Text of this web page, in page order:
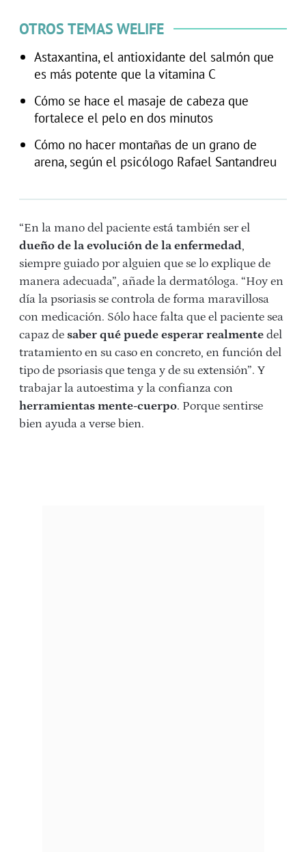
OTROS TEMAS WELIFE
Astaxantina, el antioxidante del salmón que
es más potente que la vitamina C
Cómo se hace el masaje de cabeza que
fortalece el pelo en dos minutos
Cómo no hacer montañas de un grano de
arena, según el psicólogo Rafael Santandreu
“En la mano del paciente está también ser el
dueño de la evolución de la enfermedad,
siempre guiado por alguien que se lo explique de
manera adecuada”, añade la dermatóloga. “Hoy en
día la psoriasis se controla de forma maravillosa
con medicación. Sólo hace falta que el paciente sea
capaz de saber qué puede esperar realmente del
tratamiento en su caso en concreto, en función del
tipo de psoriasis que tenga y de su extensión”. Y
trabajar la autoestima y la confianza con
herramientas mente-cuerpo. Porque sentirse
bien ayuda a verse bien.